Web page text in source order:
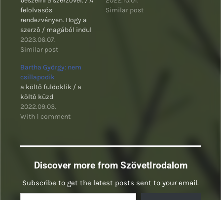
felolvasós
rendezvényen. Hogy a
szerző / magából indul
de nem magát… írja ki.
2023.06.07.
Similar post
Similar post
Bartha György: nem
csillapodik
a költő fuldoklik / a
költő küzd
2022.09.03.
With 1 comment
Discover more from SzövetIrodalom
Subscribe to get the latest posts sent to your email.
Type your email…